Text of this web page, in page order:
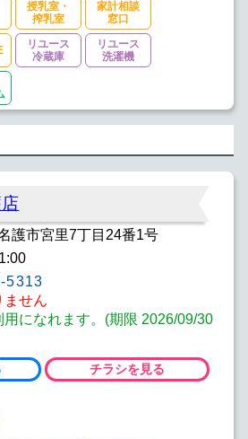
授乳室・
搾乳室
家計相談
窓口
リユース
冷蔵庫
リユース
洗濯機
護市宮里7丁目24番1号
5313
せん
になれます。(期限 2026/09/30
チラシを見る